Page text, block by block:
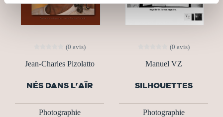
(0 avis)
Jean-Charles Pizolatto
NÉS DANS L'AÏR
Photographie
(0 avis)
Manuel VZ
SILHOUETTES
Photographie